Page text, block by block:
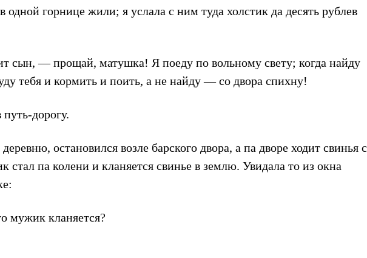
одной горнице жили; я услала с ним туда холстик да десять рублев
сын, — прощай, матушка! Я поеду по вольному свету; когда найду
тебя и кормить и поить, а не найду — со двора спихну!
дорогу.
остановился возле барского двора, а па дворе ходит свинья с
стал па колени и кланяется свинье в землю. Увидала то из окна
мужик кланяется?